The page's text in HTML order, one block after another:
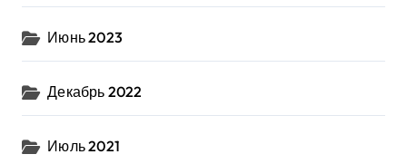
Июнь 2023
Декабрь 2022
Июль 2021